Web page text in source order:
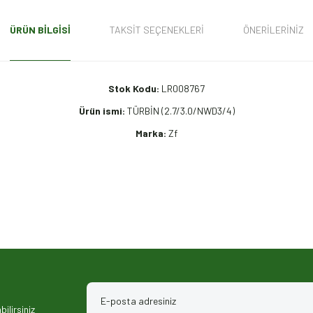
ÜRÜN BILGISI TAKSIT SEÇENEKLERI ÖNERILERINIZ
Stok Kodu: LR008767
Ürün ismi: TÜRBİN (2.7/3.0/NWD3/4)
Marka: Zf